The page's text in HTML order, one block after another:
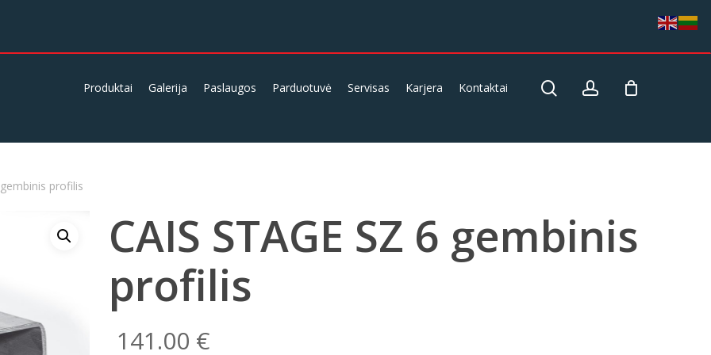
Produktai Galerija Paslaugos Parduotuvė Servisas Karjera Kontaktai searchaccount
gembinis profilis
CAIS STAGE SZ 6 gembinis
profilis
141.00 €